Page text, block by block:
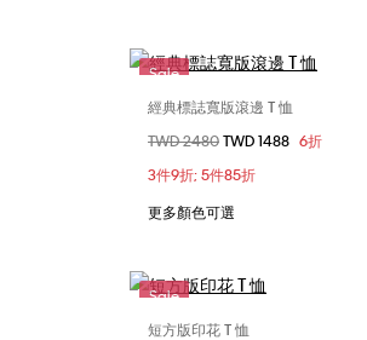
Sale
選擇您的尺碼
XXS
XS
XXL
經典標誌寬版滾邊 T 恤
價格扣減從
TWD 2480至
TWD 1488 6折
3件9折; 5件85折
更多顏色可選
Sale
短方版印花 T 恤